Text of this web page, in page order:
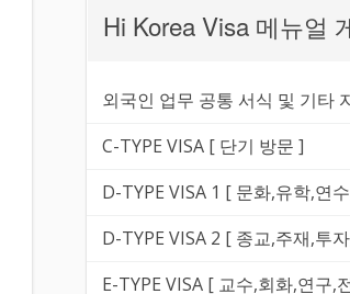
Hi Korea Visa 메뉴얼
외국인 업무 공통 서식 및 기타
C-TYPE VISA [ 단기 방문 ]
D-TYPE VISA 1 [ 문화,유학,연
D-TYPE VISA 2 [ 종교,주재,투
E-TYPE VISA [ 교수,회화,연구,